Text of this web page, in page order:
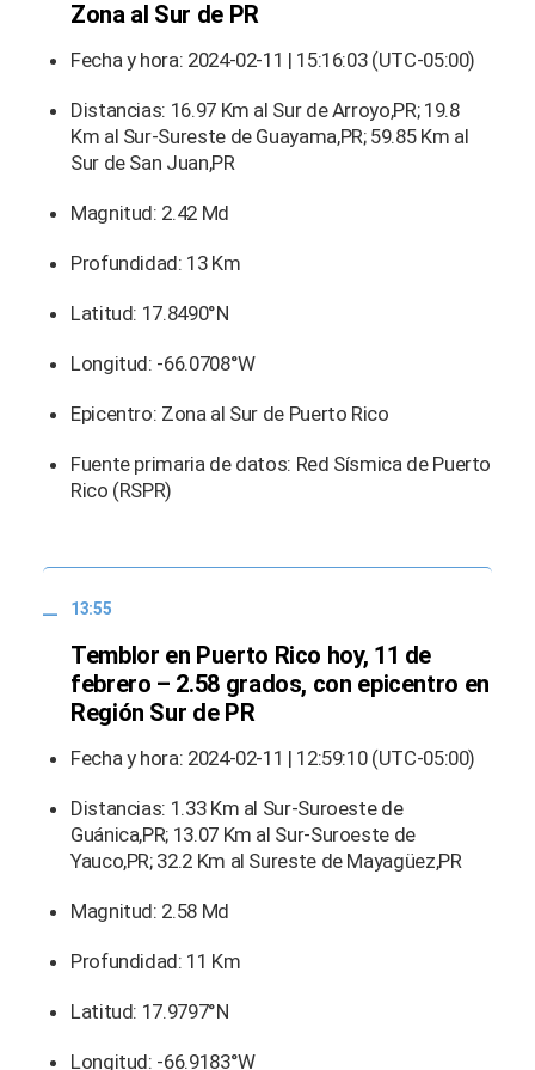
Zona al Sur de PR
Fecha y hora: 2024-02-11 | 15:16:03 (UTC-05:00)
Distancias: 16.97 Km al Sur de Arroyo,PR; 19.8
Km al Sur-Sureste de Guayama,PR; 59.85 Km al
Sur de San Juan,PR
Magnitud: 2.42 Md
Profundidad: 13 Km
Latitud: 17.8490°N
Longitud: -66.0708°W
Epicentro: Zona al Sur de Puerto Rico
Fuente primaria de datos: Red Sísmica de Puerto
Rico (RSPR)
13:55
Temblor en Puerto Rico hoy, 11 de
febrero – 2.58 grados, con epicentro en
Región Sur de PR
Fecha y hora: 2024-02-11 | 12:59:10 (UTC-05:00)
Distancias: 1.33 Km al Sur-Suroeste de
Guánica,PR; 13.07 Km al Sur-Suroeste de
Yauco,PR; 32.2 Km al Sureste de Mayagüez,PR
Magnitud: 2.58 Md
Profundidad: 11 Km
Latitud: 17.9797°N
Longitud: -66.9183°W